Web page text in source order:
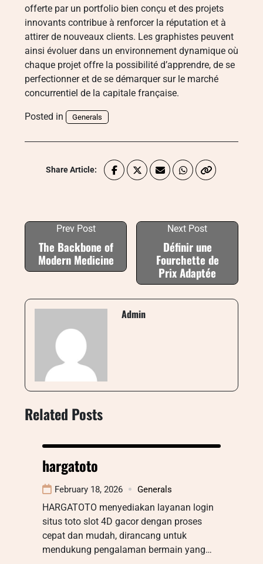
offerte par un portfolio bien conçu et des projets
innovants contribue à renforcer la réputation et à
attirer de nouveaux clients. Les graphistes peuvent
ainsi évoluer dans un environnement dynamique où
chaque projet offre la possibilité d’apprendre, de se
perfectionner et de se démarquer sur le marché
concurrentiel de la capitale française.
Posted in Generals
Share Article:
Prev Post
The Backbone of
Modern Medicine
Next Post
Définir une
Fourchette de
Prix Adaptée
Admin
Related Posts
hargatoto
February 18, 2026 Generals
HARGATOTO menyediakan layanan login
situs toto slot 4D gacor dengan proses
cepat dan mudah, dirancang untuk
mendukung pengalaman bermain yang…